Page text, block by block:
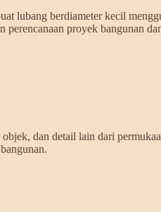
lubang berdiameter kecil
proyek bangunan
dan detail lain dari